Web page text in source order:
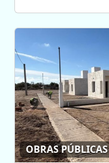
OBRAS PÚBLICAS